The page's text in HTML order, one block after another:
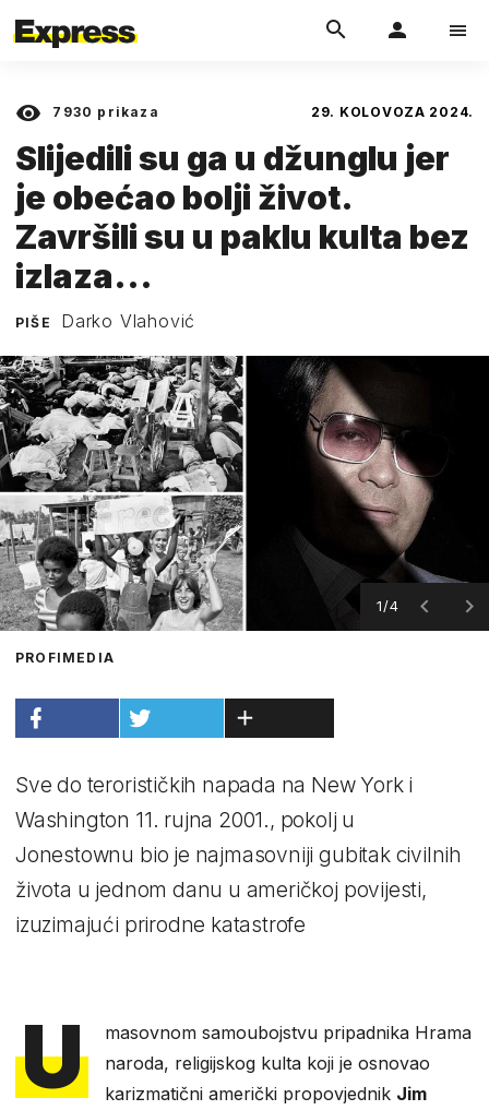
7930 prikaza 29. KOLOVOZA 2024.
Slijedili su ga u džunglu jer
je obećao bolji život.
Završili su u paklu kulta bez
izlaza...
PIŠE Darko Vlahović
1/4
PROFIMEDIA
Sve do terorističkih napada na New York i
Washington 11. rujna 2001., pokolj u
Jonestownu bio je najmasovniji gubitak civilnih
života u jednom danu u američkoj povijesti,
izuzimajući prirodne katastrofe
U
masovnom samoubojstvu pripadnika Hrama
naroda, religijskog kulta koji je osnovao
karizmatični američki propovjednik Jim